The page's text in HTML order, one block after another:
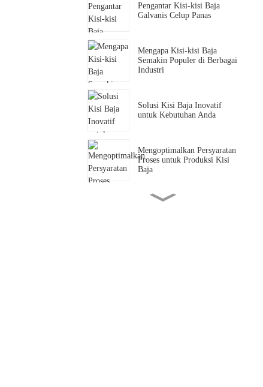
Pengantar Kisi-kisi Baja
Galvanis Celup Panas
Mengapa Kisi-kisi Baja
Semakin Populer di Berbagai
Industri
Solusi Kisi Baja Inovatif
untuk Kebutuhan Anda
Mengoptimalkan Persyaratan
Proses untuk Produksi Kisi
Baja
Pengenalan Kisi Baja